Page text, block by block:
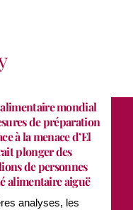
mondial
de préparation
à la menace d’El
plonger des
de personnes
alimentaire aiguë
analyses, les